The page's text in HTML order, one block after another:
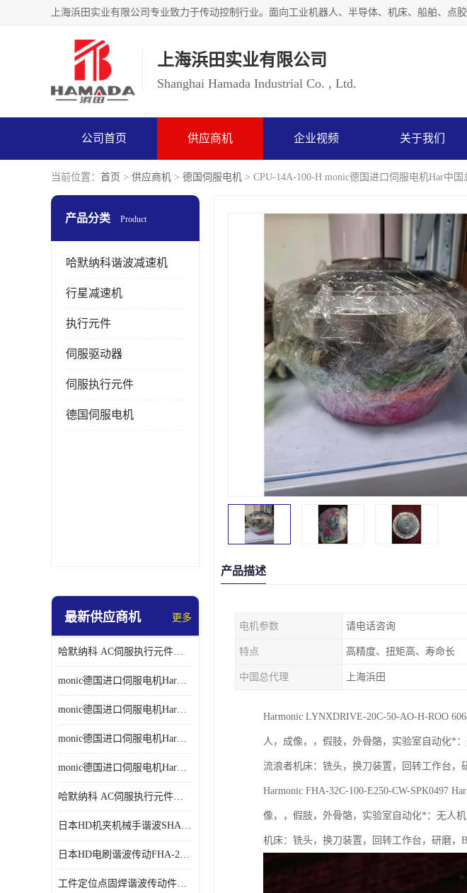
上海浜田实业有限公司
Shanghai Hamada Industrial Co. , Ltd.
公司首页 供应商机 企业视频 关于我们
当前位置： 首页 > 供应商机 > 德国伺服电机 > CPU-14A-100-H monic德国进口伺服电机Har中
产品分类 Product
哈默纳科谐波减速机
行星减速机
执行元件
伺服驱动器
伺服执行元件
德国伺服电机
最新供应商机 更多
哈默纳科 AC伺服执行元件扁平型SHA系列 议价
monic德国进口伺服电机Har中国总代理单价
monic德国进口伺服电机Har中国总代理代理
monic德国进口伺服电机Har中国总代理公司
monic德国进口伺服电机Har中国总代理供应
哈默纳科 AC伺服执行元件扁平型SHA系列
日本HD机夹机械手谐波SHA32A120CG-B12B
日本HD电刷谐波传动FHA-25C-50-E250-C
工件定位点固焊谐波传动件哈默纳科CSF-45-100-2UH
产品描述
电机参数 请电话咨询
特点 高精度、扭矩高、寿命长
中国总代理 上海浜田
Harmonic LYNXDRIVE-20C-50-AO-H-ROO
人，成像，，假肢，外骨骼，实验室自动化*
流浪者机床：铣头，换刀装置，回转工作台，
Harmonic FHA-32C-100-E250-CW-SPK0497
像，，假肢，外骨骼，实验室自动化*：无人
机床：铣头，换刀装置，回转工作台，研磨，